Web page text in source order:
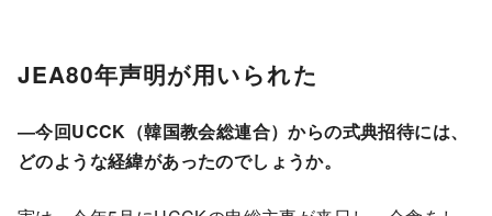
JEA80年声明が用いられた
―今回UCCK（韓国教会総連合）からの式典招待には、
どのような経緯があったのでしょうか。